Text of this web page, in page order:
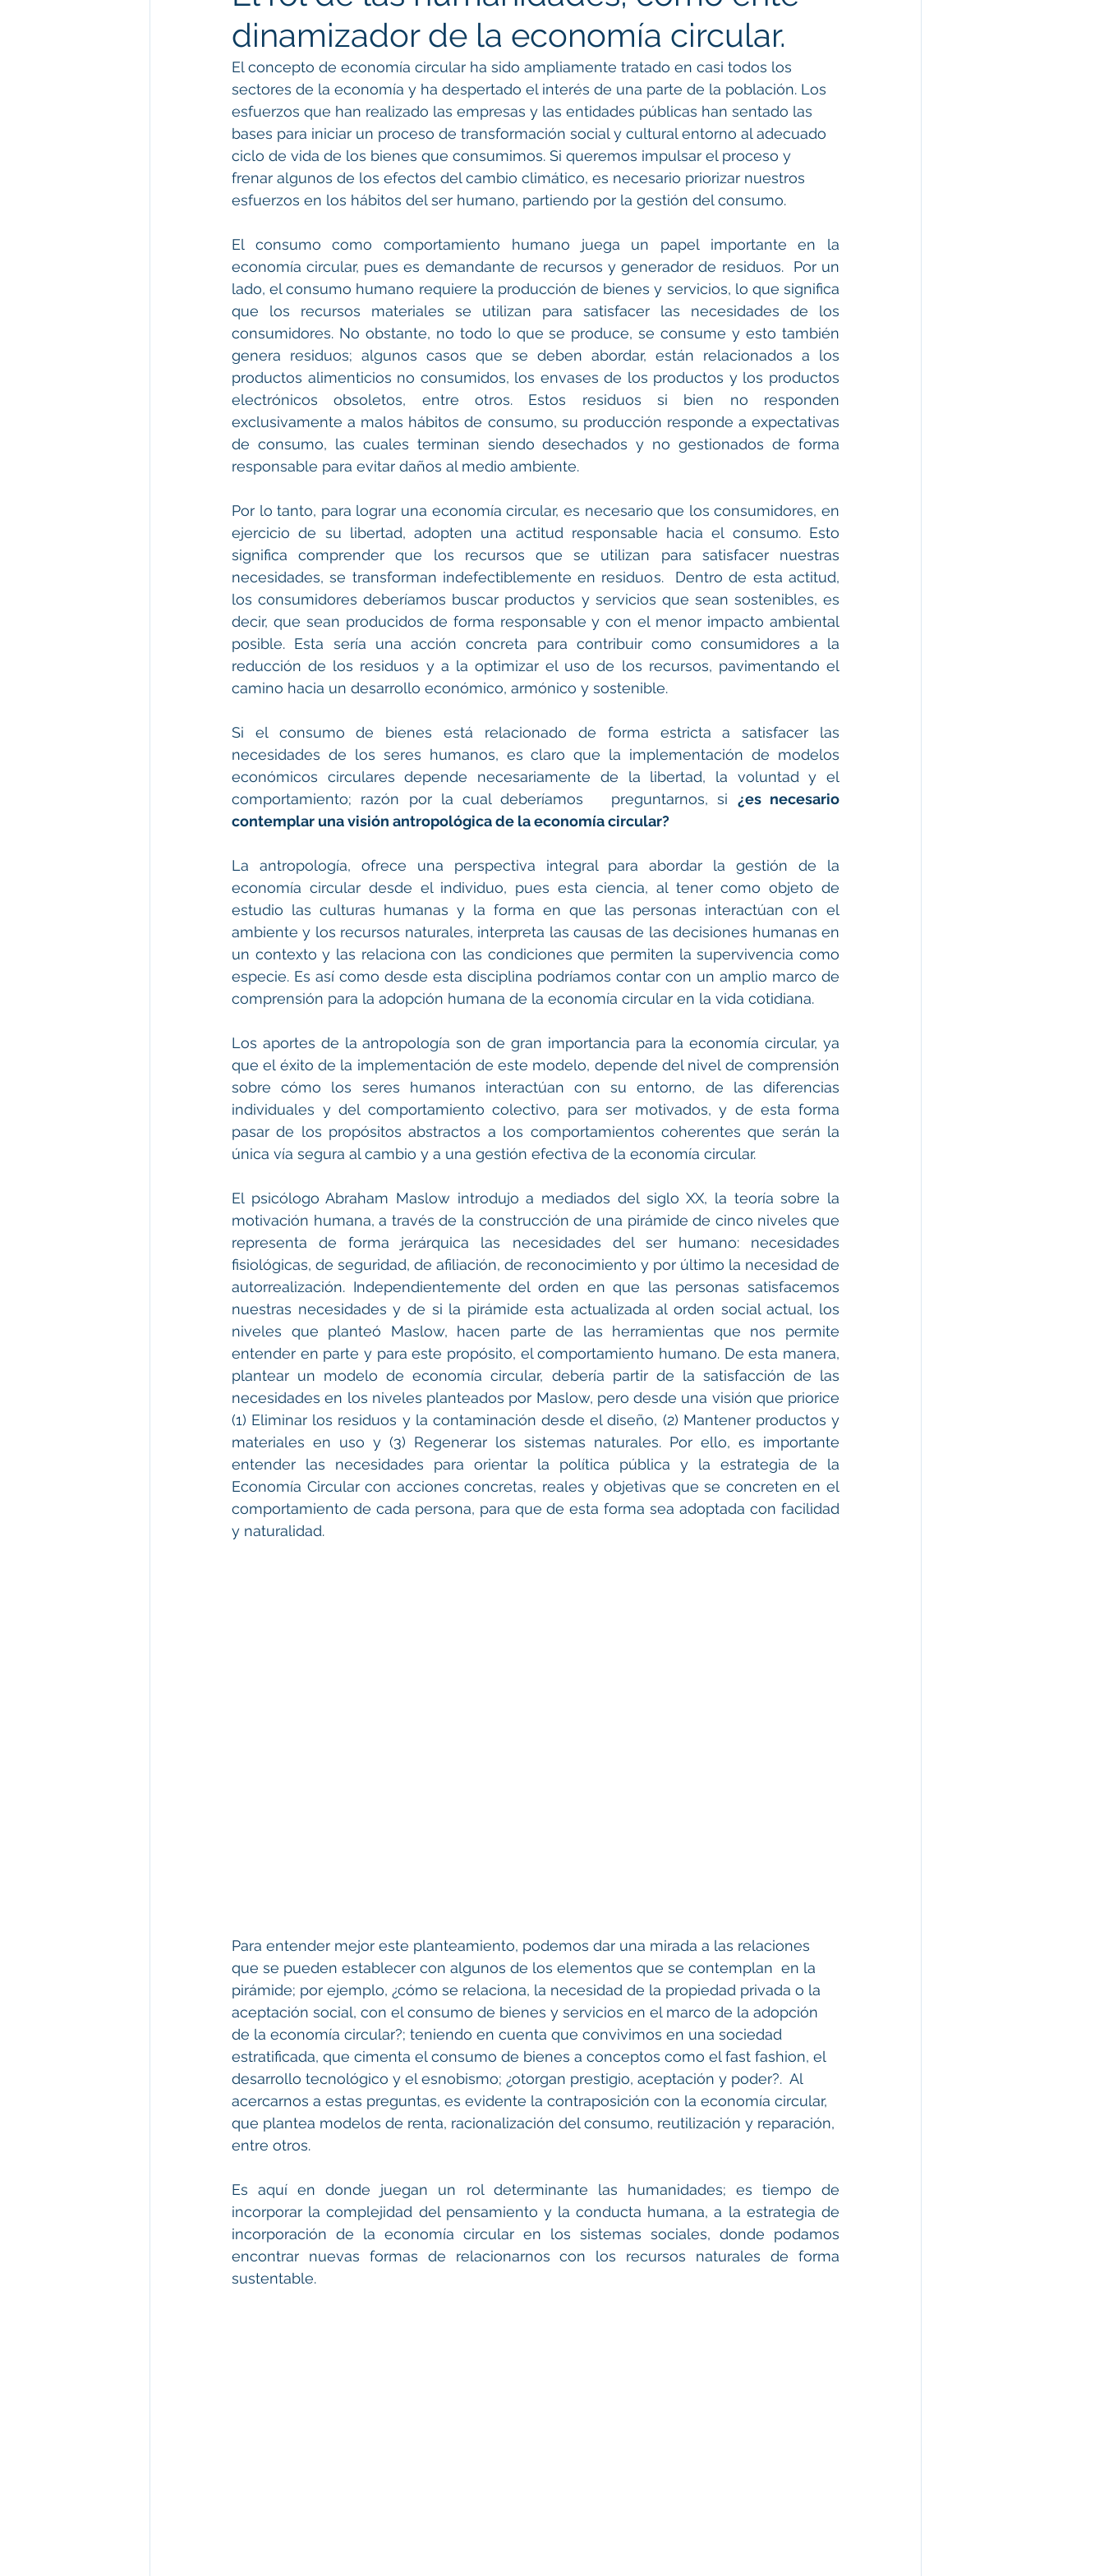
dinamizador de la economía circular.
El concepto de economía circular ha sido ampliamente tratado en casi todos los
sectores de la economía y ha despertado el interés de una parte de la población. Los
esfuerzos que han realizado las empresas y las entidades públicas han sentado las
bases para iniciar un proceso de transformación social y cultural entorno al adecuado
ciclo de vida de los bienes que consumimos. Si queremos impulsar el proceso y
frenar algunos de los efectos del cambio climático, es necesario priorizar nuestros
esfuerzos en los hábitos del ser humano, partiendo por la gestión del consumo.
El consumo como comportamiento humano juega un papel importante en la
economía circular, pues es demandante de recursos y generador de residuos.  Por un
lado, el consumo humano requiere la producción de bienes y servicios, lo que significa
que los recursos materiales se utilizan para satisfacer las necesidades de los
consumidores. No obstante, no todo lo que se produce, se consume y esto también
genera residuos; algunos casos que se deben abordar, están relacionados a los
productos alimenticios no consumidos, los envases de los productos y los productos
electrónicos obsoletos, entre otros. Estos residuos si bien no responden
exclusivamente a malos hábitos de consumo, su producción responde a expectativas
de consumo, las cuales terminan siendo desechados y no gestionados de forma
responsable para evitar daños al medio ambiente.
Por lo tanto, para lograr una economía circular, es necesario que los consumidores, en
ejercicio de su libertad, adopten una actitud responsable hacia el consumo. Esto
significa comprender que los recursos que se utilizan para satisfacer nuestras
necesidades, se transforman indefectiblemente en residuos.  Dentro de esta actitud,
los consumidores deberíamos buscar productos y servicios que sean sostenibles, es
decir, que sean producidos de forma responsable y con el menor impacto ambiental
posible. Esta sería una acción concreta para contribuir como consumidores a la
reducción de los residuos y a la optimizar el uso de los recursos, pavimentando el
camino hacia un desarrollo económico, armónico y sostenible.
Si el consumo de bienes está relacionado de forma estricta a satisfacer las
necesidades de los seres humanos, es claro que la implementación de modelos
económicos circulares depende necesariamente de la libertad, la voluntad y el
comportamiento; razón por la cual deberíamos   preguntarnos, si ¿es necesario
contemplar una visión antropológica de la economía circular?
La antropología, ofrece una perspectiva integral para abordar la gestión de la
economía circular desde el individuo, pues esta ciencia, al tener como objeto de
estudio las culturas humanas y la forma en que las personas interactúan con el
ambiente y los recursos naturales, interpreta las causas de las decisiones humanas en
un contexto y las relaciona con las condiciones que permiten la supervivencia como
especie. Es así como desde esta disciplina podríamos contar con un amplio marco de
comprensión para la adopción humana de la economía circular en la vida cotidiana.
Los aportes de la antropología son de gran importancia para la economía circular, ya
que el éxito de la implementación de este modelo, depende del nivel de comprensión
sobre cómo los seres humanos interactúan con su entorno, de las diferencias
individuales y del comportamiento colectivo, para ser motivados, y de esta forma
pasar de los propósitos abstractos a los comportamientos coherentes que serán la
única vía segura al cambio y a una gestión efectiva de la economía circular.
El psicólogo Abraham Maslow introdujo a mediados del siglo XX, la teoría sobre la
motivación humana, a través de la construcción de una pirámide de cinco niveles que
representa de forma jerárquica las necesidades del ser humano: necesidades
fisiológicas, de seguridad, de afiliación, de reconocimiento y por último la necesidad de
autorrealización. Independientemente del orden en que las personas satisfacemos
nuestras necesidades y de si la pirámide esta actualizada al orden social actual, los
niveles que planteó Maslow, hacen parte de las herramientas que nos permite
entender en parte y para este propósito, el comportamiento humano. De esta manera,
plantear un modelo de economía circular, debería partir de la satisfacción de las
necesidades en los niveles planteados por Maslow, pero desde una visión que priorice
(1) Eliminar los residuos y la contaminación desde el diseño, (2) Mantener productos y
materiales en uso y (3) Regenerar los sistemas naturales. Por ello, es importante
entender las necesidades para orientar la política pública y la estrategia de la
Economía Circular con acciones concretas, reales y objetivas que se concreten en el
comportamiento de cada persona, para que de esta forma sea adoptada con facilidad
y naturalidad.
Para entender mejor este planteamiento, podemos dar una mirada a las relaciones
que se pueden establecer con algunos de los elementos que se contemplan  en la
pirámide; por ejemplo, ¿cómo se relaciona, la necesidad de la propiedad privada o la
aceptación social, con el consumo de bienes y servicios en el marco de la adopción
de la economía circular?; teniendo en cuenta que convivimos en una sociedad
estratificada, que cimenta el consumo de bienes a conceptos como el fast fashion, el
desarrollo tecnológico y el esnobismo; ¿otorgan prestigio, aceptación y poder?.  Al
acercarnos a estas preguntas, es evidente la contraposición con la economía circular,
que plantea modelos de renta, racionalización del consumo, reutilización y reparación,
entre otros.
Es aquí en donde juegan un rol determinante las humanidades; es tiempo de
incorporar la complejidad del pensamiento y la conducta humana, a la estrategia de
incorporación de la economía circular en los sistemas sociales, donde podamos
encontrar nuevas formas de relacionarnos con los recursos naturales de forma
sustentable.